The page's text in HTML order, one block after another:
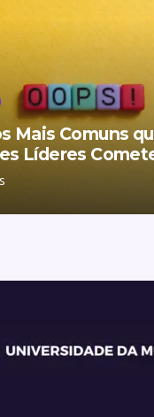
Mais Comuns
Líderes